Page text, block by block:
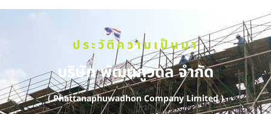
ประวัติความเป็นมา
บริษัท พัฒนภูวดล จำกัด
( Phattanaphuwadhon Company Limited )